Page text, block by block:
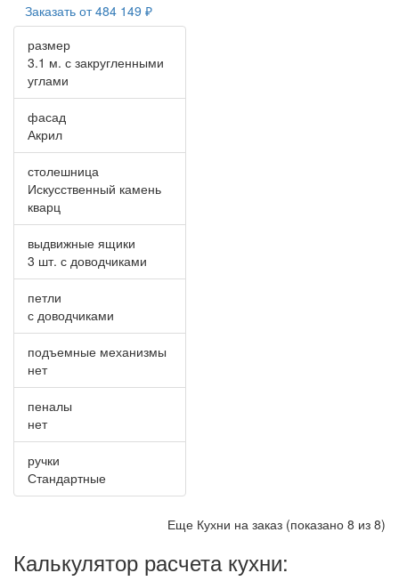
Заказать от484 149 ₽
размер
3.1 м. с закругленными
углами
фасад
Акрил
столешница
Искусственный камень
кварц
выдвижные ящики
3 шт. с доводчиками
петли
с доводчиками
подъемные механизмы
нет
пеналы
нет
ручки
Стандартные
Еще Кухни на заказ (показано 8 из 8)
Калькулятор расчета кухни: